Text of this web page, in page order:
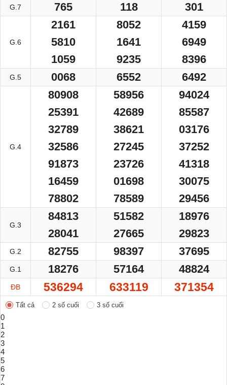
G.7 765 118 301
G.6
2161
5810
1059
8052
1641
9235
4159
6949
8396
G.5 0068 6552 6492
G.4
80908
25391
32789
32586
91873
16459
78802
58956
42689
38621
27245
23726
01698
78589
94024
85587
03176
37252
41318
30075
29456
G.3
84813
28041
51582
27665
18976
29823
G.2 82755 98397 37695
G.1 18276 57164 48824
ĐB 536294 633119 371354
Tất cả 2 số cuối 3 số cuối
0
1
2
3
4
5
6
7